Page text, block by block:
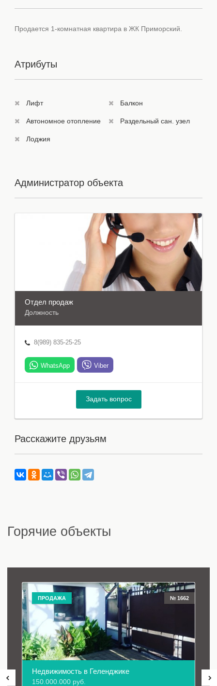
Продается 1-комнатная квартира в ЖК Приморский.
Атрибуты
Лифт Балкон
Автономное отопление Раздельный сан. узел
Лоджия
Администратор объекта
Отдел продаж
Должность
8(989) 835-25-25
WhatsApp Viber
Задать вопрос
Расскажите друзьям
Горячие объекты
ПРОДАЖА № 1662
Недвижимость в Геленджике
150.000.000 руб.